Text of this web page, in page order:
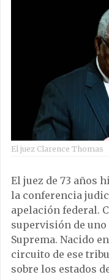
El juez Clarence Thomas
El juez de 73 años
la conferencia
apelación federal.
supervisión de uno
Suprema. Nacido
circuito de ese
sobre los estados